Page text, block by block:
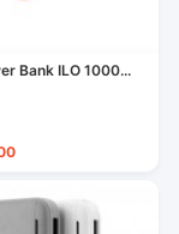
Bank ILO 1000...